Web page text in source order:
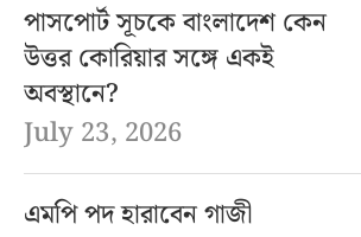
পাসপোর্ট সূচকে বাংলাদেশ কেন
উত্তর কোরিয়ার সঙ্গে একই
অবস্থানে?
July 23, 2026
এমপি পদ হারাবেন গাজী